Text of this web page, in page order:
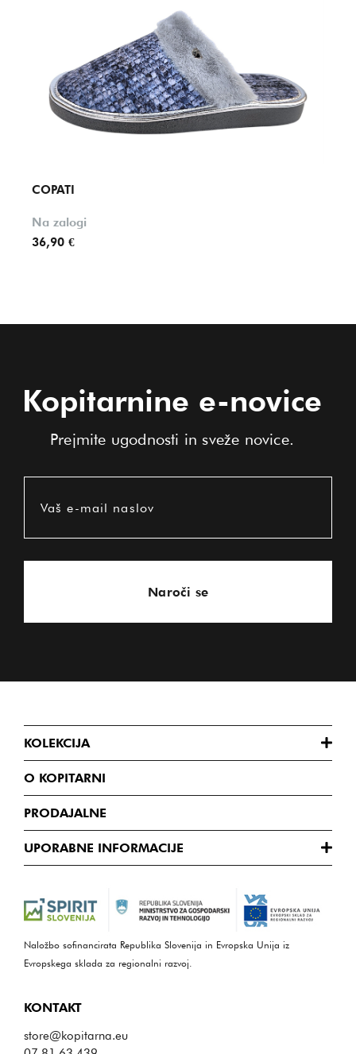
COPATI
Na zalogi
36,90 €
Kopitarnine e-novice
Prejmite ugodnosti in sveže novice.
Vaš e-mail naslov
Naroči se
KOLEKCIJA
O KOPITARNI
PRODAJALNE
UPORABNE INFORMACIJE
Naložbo sofinancirata Republika Slovenija in Evropska Unija iz
Evropskega sklada za regionalni razvoj.
KONTAKT
store@kopitarna.eu